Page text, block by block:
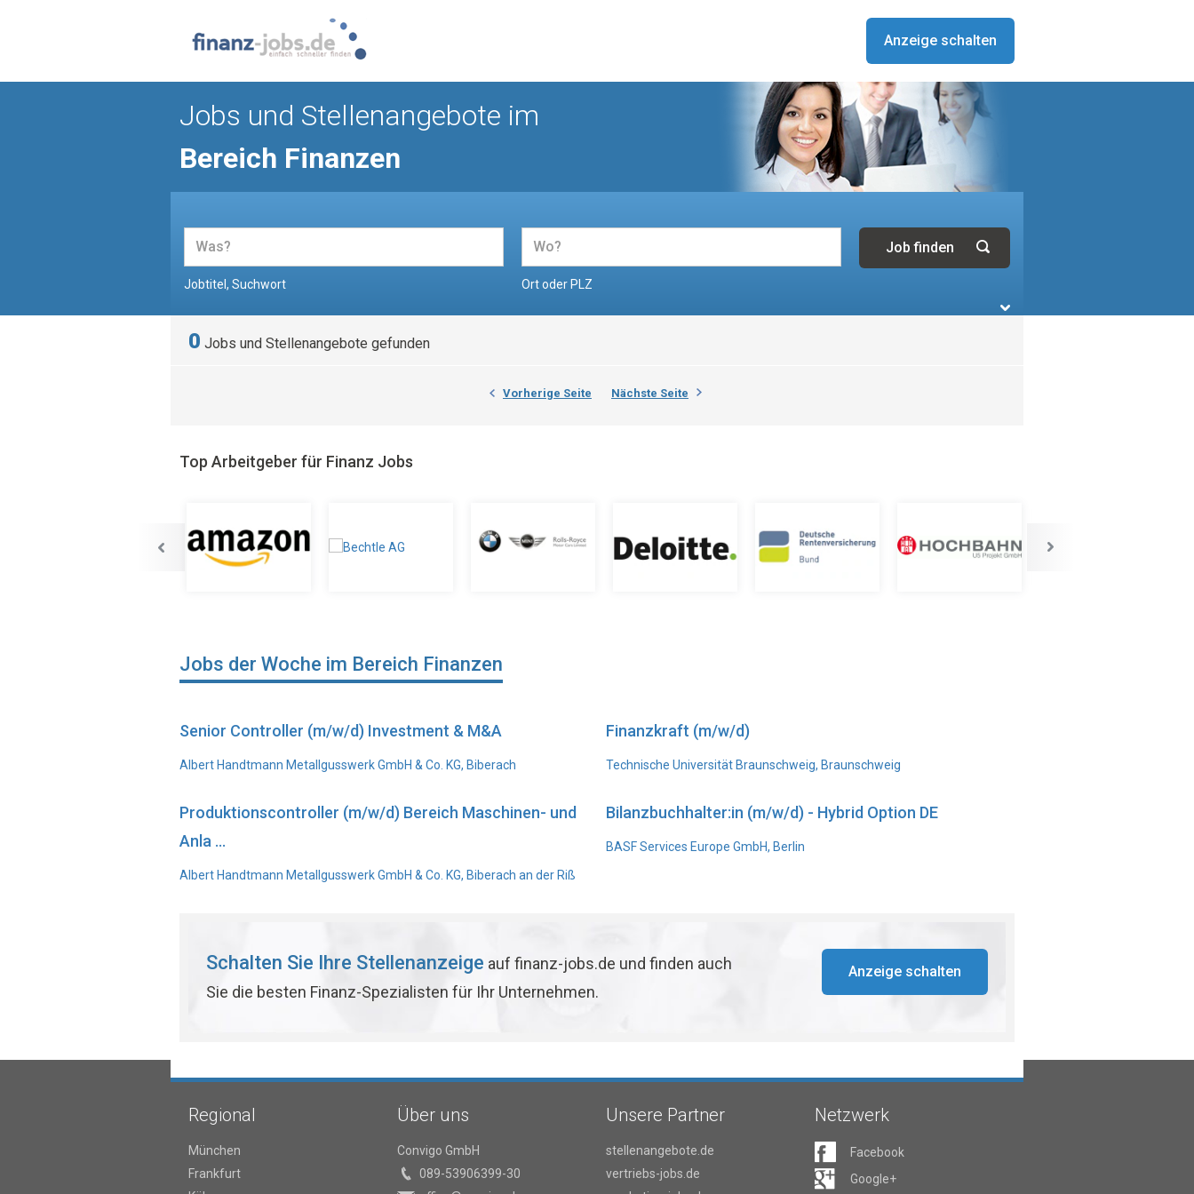
Anzeige schalten
Jobs und Stellenangebote im
Bereich Finanzen
Jobtitel, Suchwort Ort oder PLZ
0 Jobs und Stellenangebote gefunden
Vorherige Seite Nächste Seite
Top Arbeitgeber für Finanz Jobs
Jobs der Woche im Bereich Finanzen
Senior Controller (m/w/d) Investment & M&A
Albert Handtmann Metallgusswerk GmbH & Co. KG, Biberach
Finanzkraft (m/w/d)
Technische Universität Braunschweig, Braunschweig
Produktionscontroller (m/w/d) Bereich Maschinen- und
Anla ...
Albert Handtmann Metallgusswerk GmbH & Co. KG, Biberach an der Riß
Bilanzbuchhalter:in (m/w/d) - Hybrid Option DE
BASF Services Europe GmbH, Berlin
Schalten Sie Ihre Stellenanzeige auf finanz-jobs.de und finden auch
Sie die besten Finanz-Spezialisten für Ihr Unternehmen.
Anzeige schalten
Regional
München
Frankfurt
Über uns
Convigo GmbH
089-53906399-30
Unsere Partner
stellenangebote.de
vertriebs-jobs.de
Netzwerk
Facebook
Google+